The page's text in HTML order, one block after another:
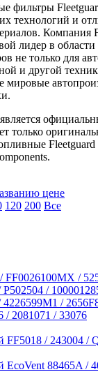
фильтры
технологий и
Компания
лидер в области
не только для
и другой
является
только
Fleetguard
цене
120 200 Все
/
/
/
/ 2081071 / 33076
/ 243004 /
88465A /